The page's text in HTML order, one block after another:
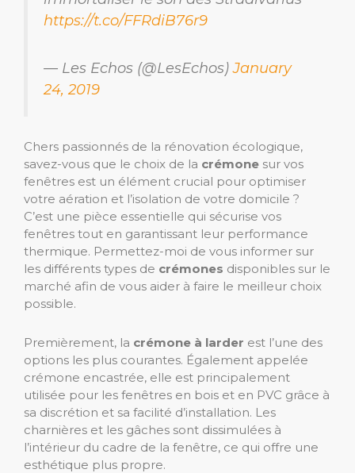
https://t.co/FFRdiB76r9
— Les Echos (@LesEchos)January
24, 2019
Chers passionnés de la rénovation écologique,
savez-vous que le choix de la crémone sur vos
fenêtres est un élément crucial pour optimiser
votre aération et l’isolation de votre domicile ?
C’est une pièce essentielle qui sécurise vos
fenêtres tout en garantissant leur performance
thermique. Permettez-moi de vous informer sur
les différents types de crémones disponibles sur le
marché afin de vous aider à faire le meilleur choix
possible.
Premièrement, la crémone à larder est l’une des
options les plus courantes. Également appelée
crémone encastrée, elle est principalement
utilisée pour les fenêtres en bois et en PVC grâce à
sa discrétion et sa facilité d’installation. Les
charnières et les gâches sont dissimulées à
l’intérieur du cadre de la fenêtre, ce qui offre une
esthétique plus propre.